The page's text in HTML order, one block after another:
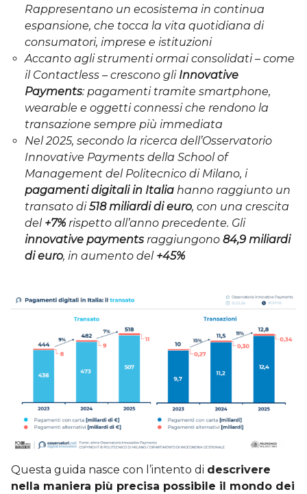
Rappresentano un ecosistema in continua
espansione, che tocca la vita quotidiana di
consumatori, imprese e istituzioni
Accanto agli strumenti ormai consolidati – come
il Contactless – crescono gli Innovative
Payments: pagamenti tramite smartphone,
wearable e oggetti connessi che rendono la
transazione sempre più immediata
Nel 2025, secondo la ricerca dell’Osservatorio
Innovative Payments della School of
Management del Politecnico di Milano, i
pagamenti digitali in Italia hanno raggiunto un
transato di518 miliardi di euro, con una crescita
del +7% rispetto all’anno precedente. Gli
innovative payments raggiungono 84,9 miliardi
di euro, in aumento del +45%
Questa guida nasce con l’intento di descrivere
nella maniera più precisa possibile il mondo dei